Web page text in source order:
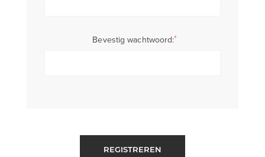
Bevestig wachtwoord:*
REGISTREREN